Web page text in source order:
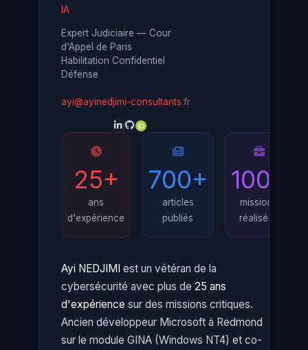
IA
Expert Judiciaire — Cour
d'Appel de Paris
Habilitation Confidentiel
Défense
ayi@ayinedjimi-consultants.fr
25+
ans
d'expérience
700+
articles
publiés
100+
missions
réalisées
Ayi NEDJIMI est un vétéran de la
cybersécurité avec plus de 25 ans
d'expérience sur des missions critiques.
Ancien développeur Microsoft à Redmond
sur le module GINA (Windows NT4) et co-